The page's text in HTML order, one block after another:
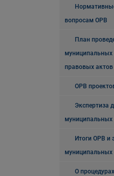
вопросам ОРВ
План
правовых актов
ОРВ
Экспертиза
Итоги ОРВ и
О